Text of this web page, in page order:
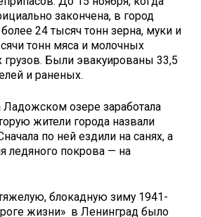
закончена, в город
24 тысяч тонн зерна, муки и
тонн мяса и молочных
грузов. Были эвакуированы 33,5
и раненых.
озере заработала
жители города назвали
по ней ездили на санях, а
ледяного покрова — на
блокадную зиму 1941-
жизни» в Ленинград было